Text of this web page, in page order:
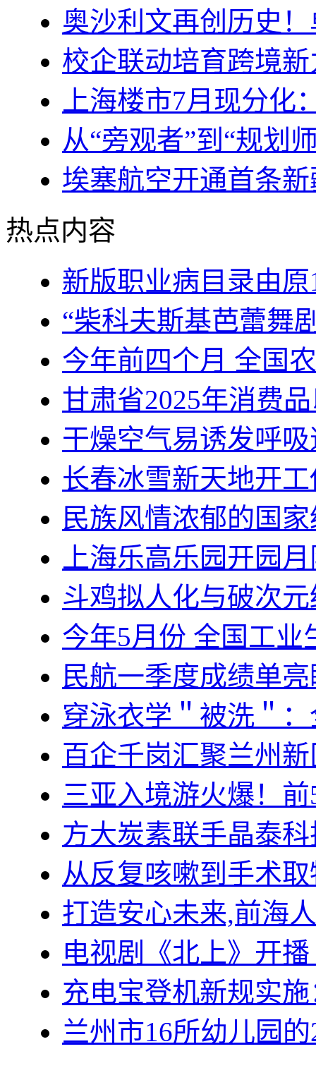
奥沙利文再创历史
校企联动培育跨境
上海楼市7月现分化
从“旁观者”到“规划
埃塞航空开通首条
热点内容
新版职业病目录由原
“柴科夫斯基芭蕾舞
今年前四个月 全国
甘肃省2025年消费
干燥空气易诱发呼
长春冰雪新天地开
民族风情浓郁的国
上海乐高乐园开园
斗鸡拟人化与破次
今年5月份 全国工业
民航一季度成绩单
穿泳衣学＂被洗＂
百企千岗汇聚兰州新
三亚入境游火爆！
方大炭素联手晶泰
从反复咳嗽到手术
打造安心未来,前海
电视剧《北上》开
充电宝登机新规实
兰州市16所幼儿园